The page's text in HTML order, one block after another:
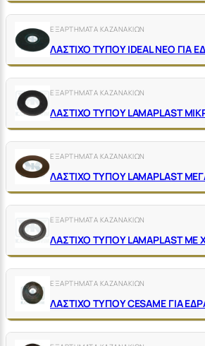
ΕΞΑΡΤΗΜΑΤΑ ΚΑΖΑΝΑΚΙΩΝ
ΕΞΑΡΤΗΜΑΤΑ ΚΑΖΑΝΑΚΙΩΝ
ΕΞΑΡΤΗΜΑΤΑ ΚΑΖΑΝΑΚΙΩΝ
ΕΞΑΡΤΗΜΑΤΑ ΚΑΖΑΝΑΚΙΩΝ
ΕΞΑΡΤΗΜΑΤΑ ΚΑΖΑΝΑΚΙΩΝ
ΛΑΣΤΙΧΟ ΤΥΠΟΥ CESAME ΓΙΑ